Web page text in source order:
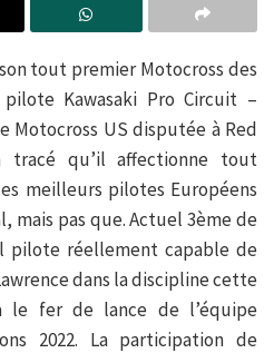
tout premier Motocross des
Kawasaki Pro Circuit –
Motocross US disputée à Red
qu’il affectionne tout
meilleurs pilotes Européens
mais pas que. Actuel 3ème de
pilote réellement capable de
dans la discipline cette
le fer de lance de l’équipe
2022. La participation de